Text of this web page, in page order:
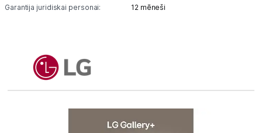
Garantija juridiskai personai: 12 mēneši